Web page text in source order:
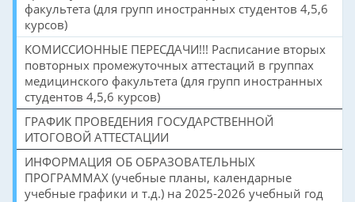
факультета (для групп иностранных студентов 4,5,6
курсов)
КОМИССИОННЫЕ ПЕРЕСДАЧИ!!! Расписание вторых
повторных промежуточных аттестаций в группах
медицинского факультета (для групп иностранных
студентов 4,5,6 курсов)
ГРАФИК ПРОВЕДЕНИЯ ГОСУДАРСТВЕННОЙ
ИТОГОВОЙ АТТЕСТАЦИИ
ИНФОРМАЦИЯ ОБ ОБРАЗОВАТЕЛЬНЫХ
ПРОГРАММАХ (учебные планы, календарные
учебные графики и т.д.) на 2025-2026 учебный год